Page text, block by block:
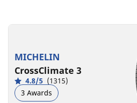
MICHELIN
CrossClimate 3
4.8/5 (1315)
3 Awards